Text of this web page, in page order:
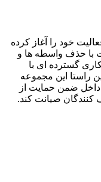
خود را آغاز کرده
است با حذف واسطه ها و
گسترده ای با
راستا این مجموعه
داخل ضمن حمایت از
کنندگان صیانت کند.